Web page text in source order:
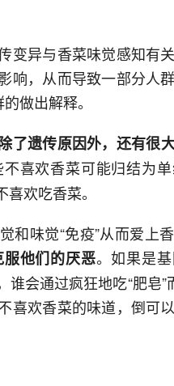
变异与香菜味觉感知有
响，从而导致一部分人
做出解释。
了遗传原因外，还有很
喜欢香菜可能归结为
欢吃香菜。
和味觉“免疫”从而爱上
他们的厌恶。如果是
会通过疯狂地吃“肥皂”
欢香菜的味道，倒可